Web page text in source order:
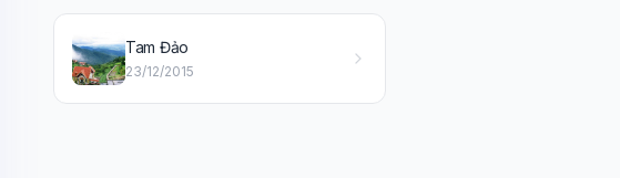
Tam Đảo
23/12/2015